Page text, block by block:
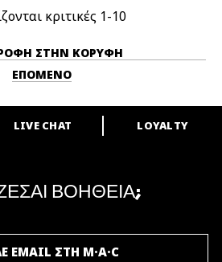
κριτικές 1-10
ΣΤΗΝ ΚΟΡΥΦΉ
ΕΠΌΜΕΝΟ
LOVER?
LIVE CHAT LOYALTY
ΒΟΗΘΕΙΑ;
EMAIL ΣΤΗ M·A·C